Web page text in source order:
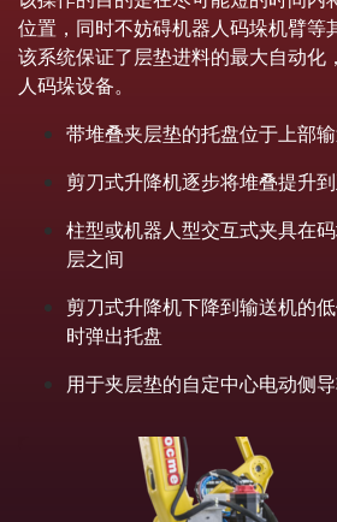
位置，同时不妨碍机器人码垛机臂等
该系统保证了层垫进料的最大自动化
人码垛设备。
带堆叠夹层垫的托盘位于上部
剪刀式升降机逐步将堆叠提升
柱型或机器人型交互式夹具在
层之间
剪刀式升降机下降到输送机的
时弹出托盘
用于夹层垫的自定中心电动侧